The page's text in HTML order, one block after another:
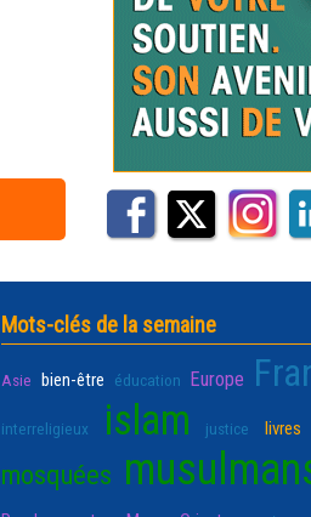
Mots-clés de la semaine
Asie bien-être éducation Europe
interreligieux islam justice livres
mosquées